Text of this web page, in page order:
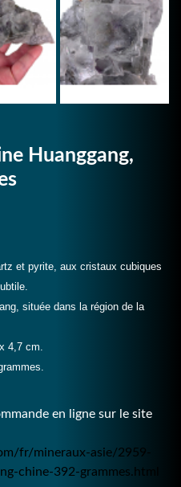
Huanggang,
et pyrite, aux cristaux cubiques
située dans la région de la
4,7 cm.
en ligne sur le site
fr/mineraux-asie/2959-
chine-392-grammes.html